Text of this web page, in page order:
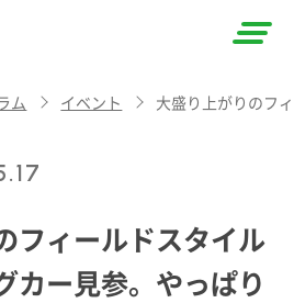
ム イベント 大盛り上がりのフ
フィールドスタイル
カー見参。やっぱり